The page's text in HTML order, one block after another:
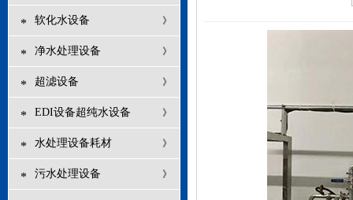
* 软化水设备 》
* 净水处理设备 》
* 超滤设备 》
* EDI设备超纯水设备 》
* 水处理设备耗材 》
* 污水处理设备 》